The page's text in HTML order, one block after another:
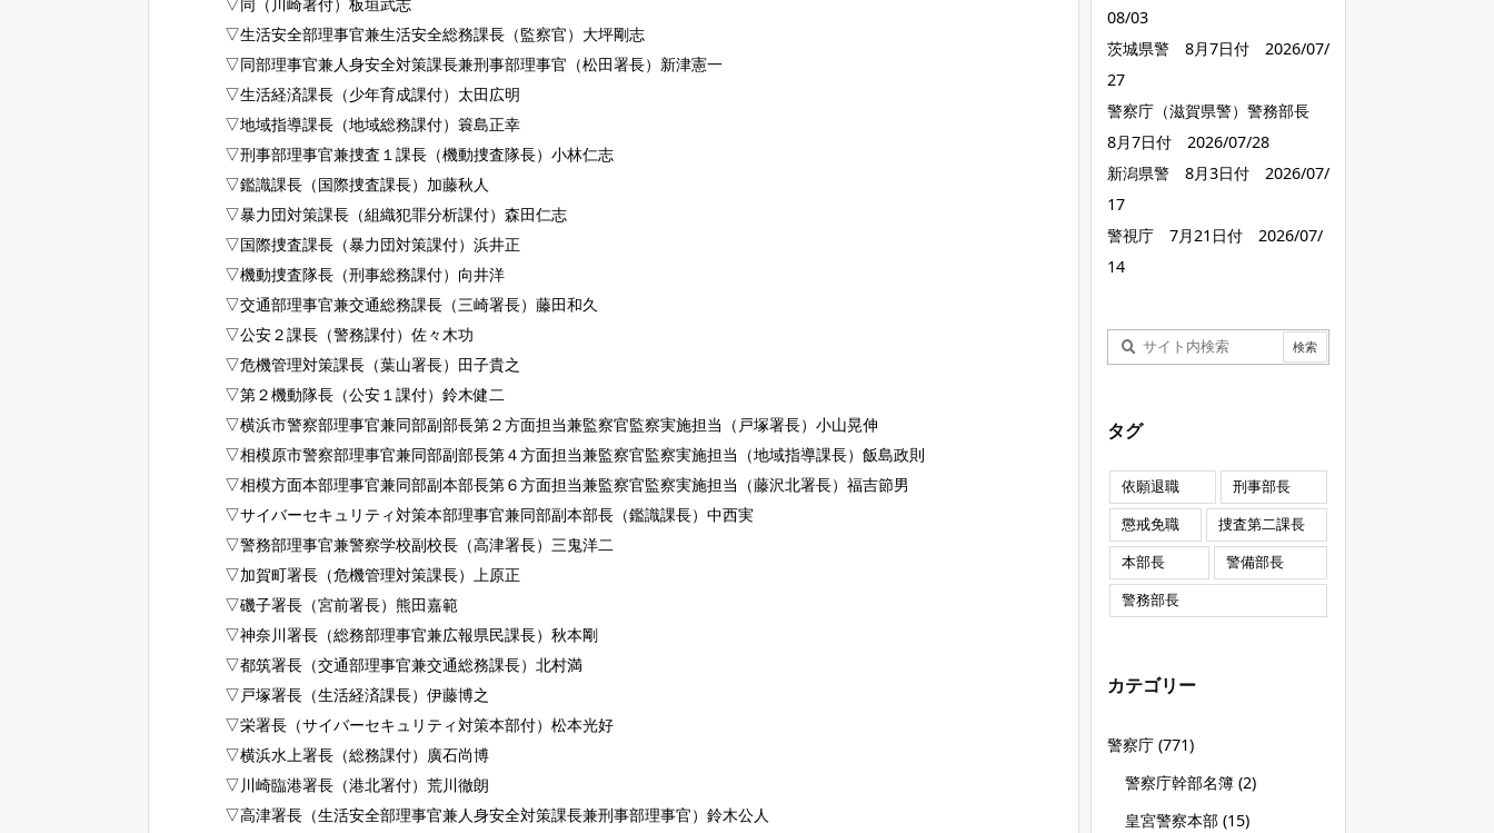
▽同（川崎署付）板垣武志
▽生活安全部理事官兼生活安全総務課長（監察官）大坪剛志
▽同部理事官兼人身安全対策課長兼刑事部理事官（松田署長）新津憲一
▽生活経済課長（少年育成課付）太田広明
▽地域指導課長（地域総務課付）簑島正幸
▽刑事部理事官兼捜査１課長（機動捜査隊長）小林仁志
▽鑑識課長（国際捜査課長）加藤秋人
▽暴力団対策課長（組織犯罪分析課付）森田仁志
▽国際捜査課長（暴力団対策課付）浜井正
▽機動捜査隊長（刑事総務課付）向井洋
▽交通部理事官兼交通総務課長（三崎署長）藤田和久
▽公安２課長（警務課付）佐々木功
▽危機管理対策課長（葉山署長）田子貴之
▽第２機動隊長（公安１課付）鈴木健二
▽横浜市警察部理事官兼同部副部長第２方面担当兼監察官監察実施担当（戸塚署長）小山晃伸
▽相模原市警察部理事官兼同部副部長第４方面担当兼監察官監察実施担当（地域指導課長）飯島政則
▽相模方面本部理事官兼同部副本部長第６方面担当兼監察官監察実施担当（藤沢北署長）福吉節男
▽サイバーセキュリティ対策本部理事官兼同部副本部長（鑑識課長）中西実
▽警務部理事官兼警察学校副校長（高津署長）三鬼洋二
▽加賀町署長（危機管理対策課長）上原正
▽磯子署長（宮前署長）熊田嘉範
▽神奈川署長（総務部理事官兼広報県民課長）秋本剛
▽都筑署長（交通部理事官兼交通総務課長）北村満
▽戸塚署長（生活経済課長）伊藤博之
▽栄署長（サイバーセキュリティ対策本部付）松本光好
▽横浜水上署長（総務課付）廣石尚博
▽川崎臨港署長（港北署付）荒川徹朗
▽高津署長（生活安全部理事官兼人身安全対策課長兼刑事部理事官）鈴木公人
08/03
茨城県警 8月7日付 2026/07/
27
警察庁（滋賀県警）警務部長
8月7日付 2026/07/28
新潟県警 8月3日付 2026/07/
17
警視庁 7月21日付 2026/07/
14
タグ
依願退職
刑事部長
懲戒免職
捜査第二課長
本部長
警備部長
警務部長
カテゴリー
警察庁 (771)
警察庁幹部名簿 (2)
皇宮警察本部 (15)